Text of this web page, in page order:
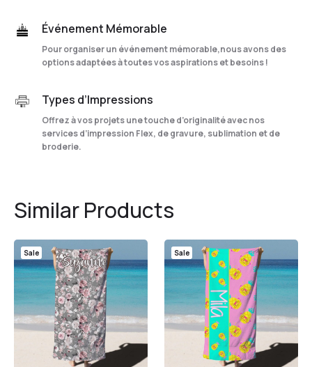
Événement Mémorable
Pour organiser un événement mémorable,nous avons des
options adaptées à toutes vos aspirations et besoins !
Types d’Impressions
Offrez à vos projets une touche d’originalité avec nos
services d’impression Flex, de gravure, sublimation et de
broderie.
Similar Products
Sale Sale